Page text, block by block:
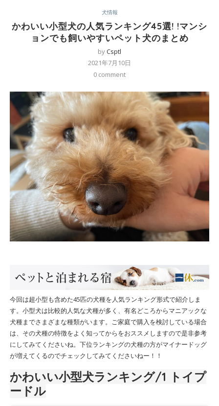
犬情報
かわいい小型犬の人気ランキング45選! !マンシ
ョンでも飼いやすいペット犬のまとめ
byCsptl
2021年7月10日
0 comment
今回は超小型も含めた45匹の犬種を人気ランキング形式で紹介しま
す。小型犬は比較的人気な犬種が多く、有名どころからマニアックな
犬種までさまざまな種類がいます。ご家庭で購入を検討している場合
は、その犬種の特徴をよく知ってからをおススメしますので是非参考
にしてみてくださいね。下位ランキングの犬種の方がマイナードッグ
が増えてくるのでチェックしてみてくださいねー！！
かわいい小型犬ランキング/1 トイプ
ードル